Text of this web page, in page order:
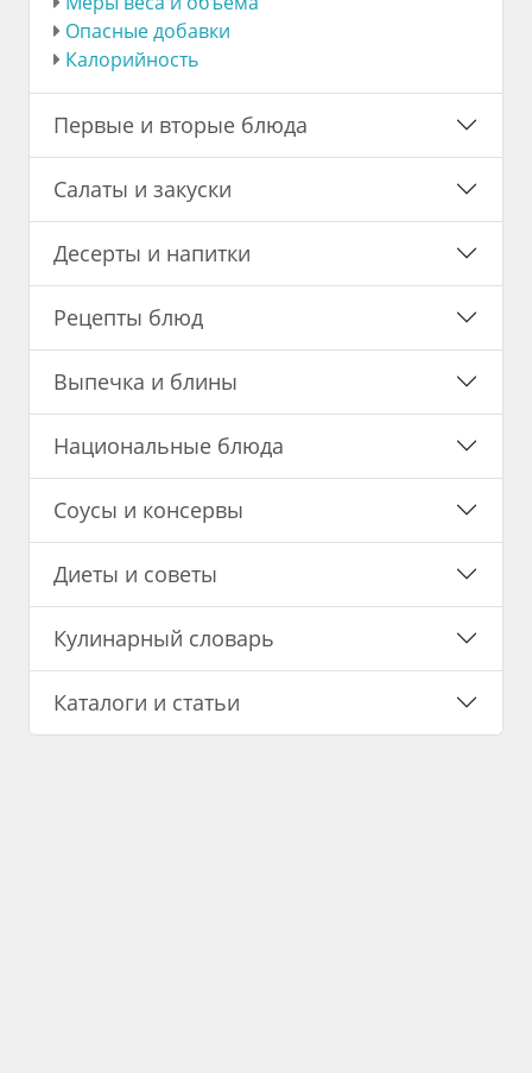
Опасные добавки
Калорийность
Первые и вторые блюда
Салаты и закуски
Десерты и напитки
Рецепты блюд
Выпечка и блины
Национальные блюда
Соусы и консервы
Диеты и советы
Кулинарный словарь
Каталоги и статьи